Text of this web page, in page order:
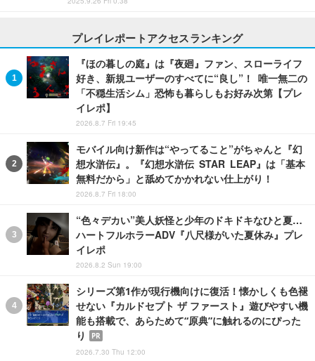
プレイレポートアクセスランキング
『ほの暮しの庭』は『夜廻』ファン、スローライフ
好き、新規ユーザーのすべてに“良し”！ 唯一無二の
「不穏生活シム」恐怖も暮らしもお好み次第【プレ
イレポ】
2026.8.7 Fri 19:45
モバイル向け新作は“やってること”がちゃんと『幻
想水滸伝』。『幻想水滸伝 STAR LEAP』は「基本
無料だから」と舐めてかかれない仕上がり！
2026.8.7 Fri 18:00
“色々デカい”美人妖怪と少年のドキドキなひと夏…
ハートフルホラーADV『八尺様がいた夏休み』プレ
イレポ
2026.8.2 Sun 19:00
シリーズ第1作が現行機向けに復活！懐かしくも色褪
せない『カルドセプト ザ ファースト』遊びやすい機
能も搭載で、あらためて“原典”に触れるのにぴった
り
PR
2026.7.30 Thu 12:00